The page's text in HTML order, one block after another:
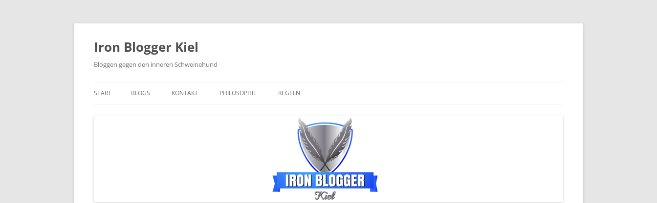
Zum
Iron Blogger Kiel
Bloggen gegen den inneren Schweinehund
START BLOGS KONTAKT PHILOSOPHIE REGELN